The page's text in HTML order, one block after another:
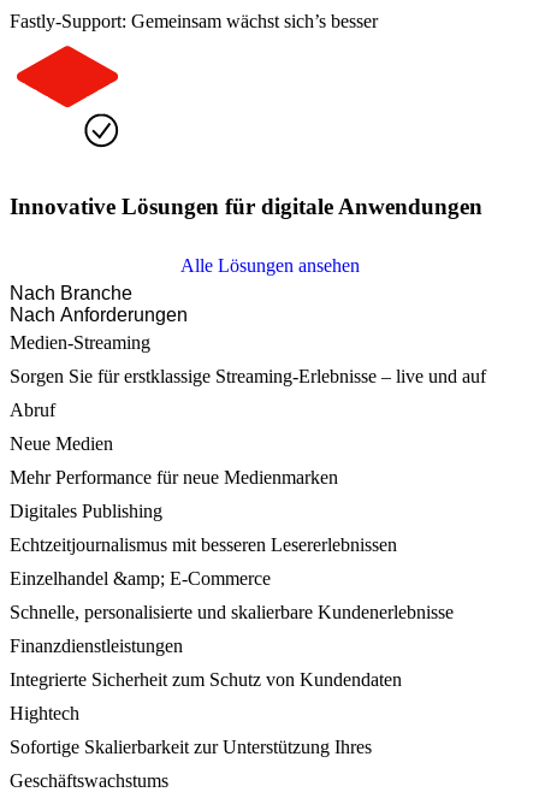
Fastly-Support: Gemeinsam wächst sich’s besser
Innovative Lösungen für digitale Anwendungen
Alle Lösungen ansehen
Nach Branche
Nach Anforderungen
Medien-Streaming
Sorgen Sie für erstklassige Streaming-Erlebnisse – live und auf
Abruf
Neue Medien
Mehr Performance für neue Medienmarken
Digitales Publishing
Echtzeitjournalismus mit besseren Lesererlebnissen
Einzelhandel &amp; E-Commerce
Schnelle, personalisierte und skalierbare Kundenerlebnisse
Finanzdienstleistungen
Integrierte Sicherheit zum Schutz von Kundendaten
Hightech
Sofortige Skalierbarkeit zur Unterstützung Ihres
Geschäftswachstums